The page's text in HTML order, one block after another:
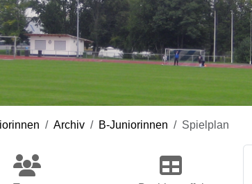
Archiv B-Juniorinnen Spielplan